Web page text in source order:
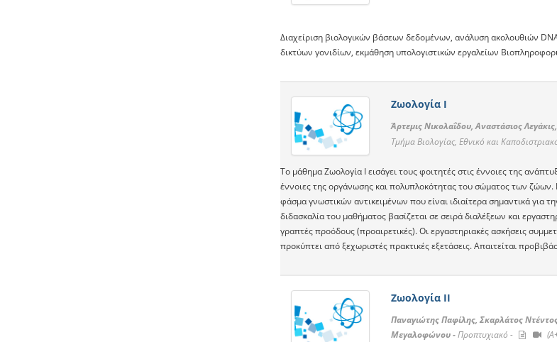
Διαχείριση βιολογικών βάσεων δεδομένων, ανάλυση ακολουθιών
δικτύων γονιδίων, εκμάθηση υπολογιστικών εργαλείων
Ζωολογία Ι
Άρτεμις Νικολαΐδου, Αναστάσιος
Τμήμα Βιολογίας, Εθνικό και
Το μάθημα Ζωολογία Ι εισάγει τους φοιτητές στις έννοιες της
έννοιες της οργάνωσης και πολυπλοκότητας του σώματος των
φάσμα γνωστικών αντικειμένων που είναι ιδιαίτερα σημαντικά
διδασκαλία του μαθήματος βασίζεται σε σειρά διαλέξεων και
γραπτές προόδους (προαιρετικές). Οι εργαστηριακές ασκήσεις
προκύπτει από ξεχωριστές πρακτικές εξετάσεις. Απαιτείται
Ζωολογία ΙΙ
Παναγιώτης Παφίλης, Σκαρλάτος
Μεγαλοφώνου -Προπτυχιακό -